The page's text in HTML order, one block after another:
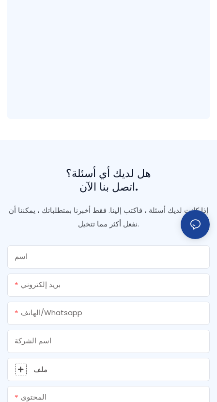
هل لديك أي أسئلة؟
اتصل بنا الآن.
إذا كانت لديك أسئلة ، فاكتب إلينا. فقط أخبرنا بمتطلباتك ، يمكننا أن
نفعل أكثر مما تتخيل.
اسم
بريد إلكتروني
الهاتف/whatsapp
اسم الشركة
ملف
المحتوى